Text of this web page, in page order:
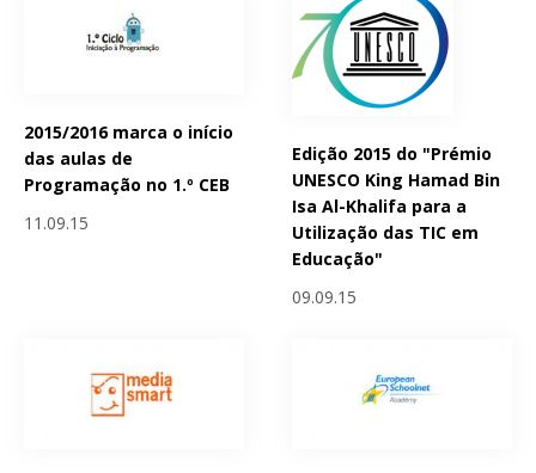
2015/2016 marca o início
das aulas de
Programação no 1.º CEB
11.09.15
Edição 2015 do "Prémio
UNESCO King Hamad Bin
Isa Al-Khalifa para a
Utilização das TIC em
Educação"
09.09.15